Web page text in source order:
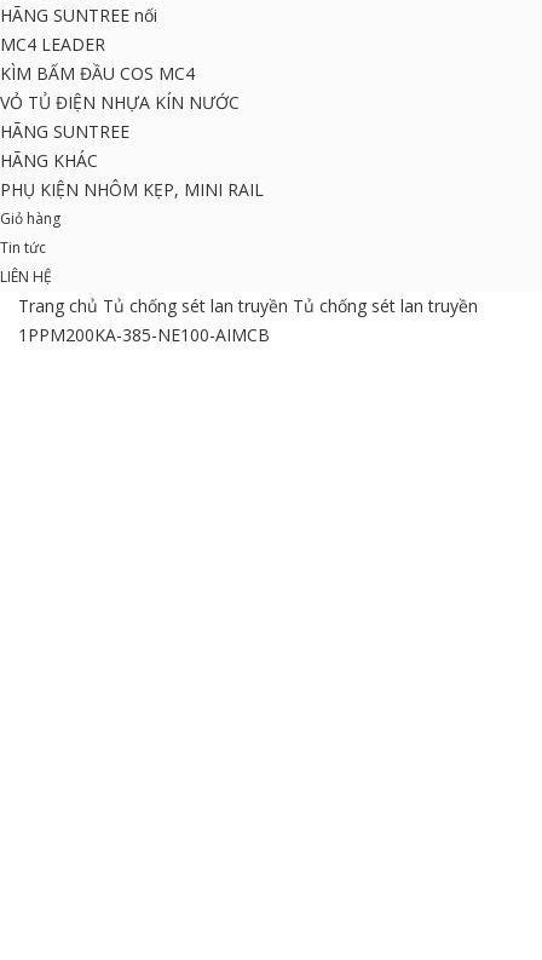
HÃNG SUNTREE nối
MC4 LEADER
KÌM BẤM ĐẦU COS MC4
VỎ TỦ ĐIỆN NHỰA KÍN NƯỚC
HÃNG SUNTREE
HÃNG KHÁC
PHỤ KIỆN NHÔM KẸP, MINI RAIL
Giỏ hàng
Tin tức
LIÊN HỆ
Trang chủ Tủ chống sét lan truyền Tủ chống sét lan truyền
1PPM200KA-385-NE100-AIMCB